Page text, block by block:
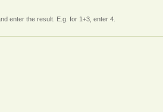
enter the result. E.g. for 1+3, enter 4.